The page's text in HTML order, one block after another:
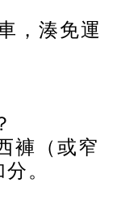
，湊免運
褲（或窄
。